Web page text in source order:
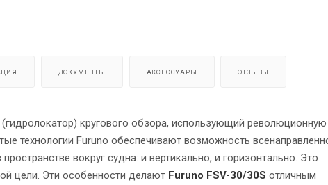
ДОКУМЕНТЫ АКСЕССУАРЫ ОТЗЫВЫ
кругового обзора, использующий революционную
технологии Furuno обеспечивают возможность
вокруг судна: и вертикально, и горизонтально. Это
цели. Эти особенности делают Furuno FSV-30/30S отличным